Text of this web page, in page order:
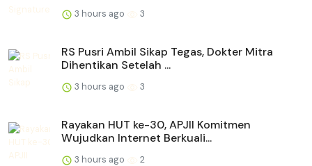
3 hours ago 3
RS Pusri Ambil Sikap Tegas, Dokter Mitra
Dihentikan Setelah ...
3 hours ago 3
Rayakan HUT ke-30, APJII Komitmen
Wujudkan Internet Berkuali...
3 hours ago 2